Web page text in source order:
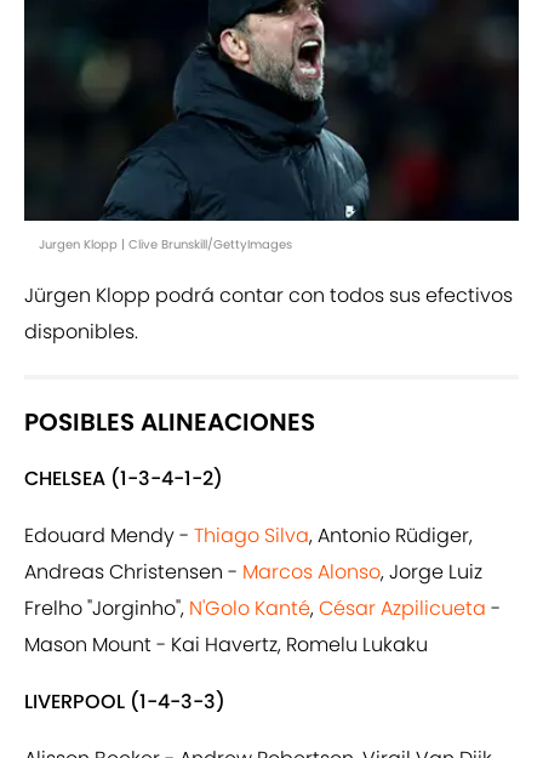
Jurgen Klopp | Clive Brunskill/GettyImages
Jürgen Klopp podrá contar con todos sus efectivos
disponibles.
POSIBLES ALINEACIONES
CHELSEA (1-3-4-1-2)
Edouard Mendy - Thiago Silva, Antonio Rüdiger,
Andreas Christensen - Marcos Alonso, Jorge Luiz
Frelho "Jorginho", N'Golo Kanté,César Azpilicueta -
Mason Mount - Kai Havertz, Romelu Lukaku
LIVERPOOL (1-4-3-3)